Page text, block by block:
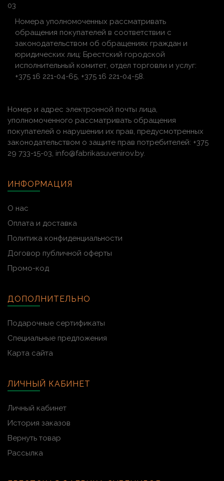
03
Номера уполномоченных рассматривать
обращения покупателей в соответствии с
законодательством об обращениях граждан и
юридических лиц: Брестский городской
исполнительный комитет, отдел торговли и услуг:
+375 16 221-04-65, +375 16 221-04-58.
Номер и адрес электронной почты лица,
уполномоченного рассматривать обращения
покупателей о нарушении их прав, предусмотренных
законодательством о защите прав потребителей: +375
29 733-15-03, info@fabrikasuvenirov.by.
ИНФОРМАЦИЯ
О нас
Оплата и доставка
Политика конфиденциальности
Договор публичной оферты
Промо-код
ДОПОЛНИТЕЛЬНО
Подарочные сертификаты
Специальные предложения
Карта сайта
ЛИЧНЫЙ КАБИНЕТ
Личный кабинет
История заказов
Вернуть товар
Рассылка